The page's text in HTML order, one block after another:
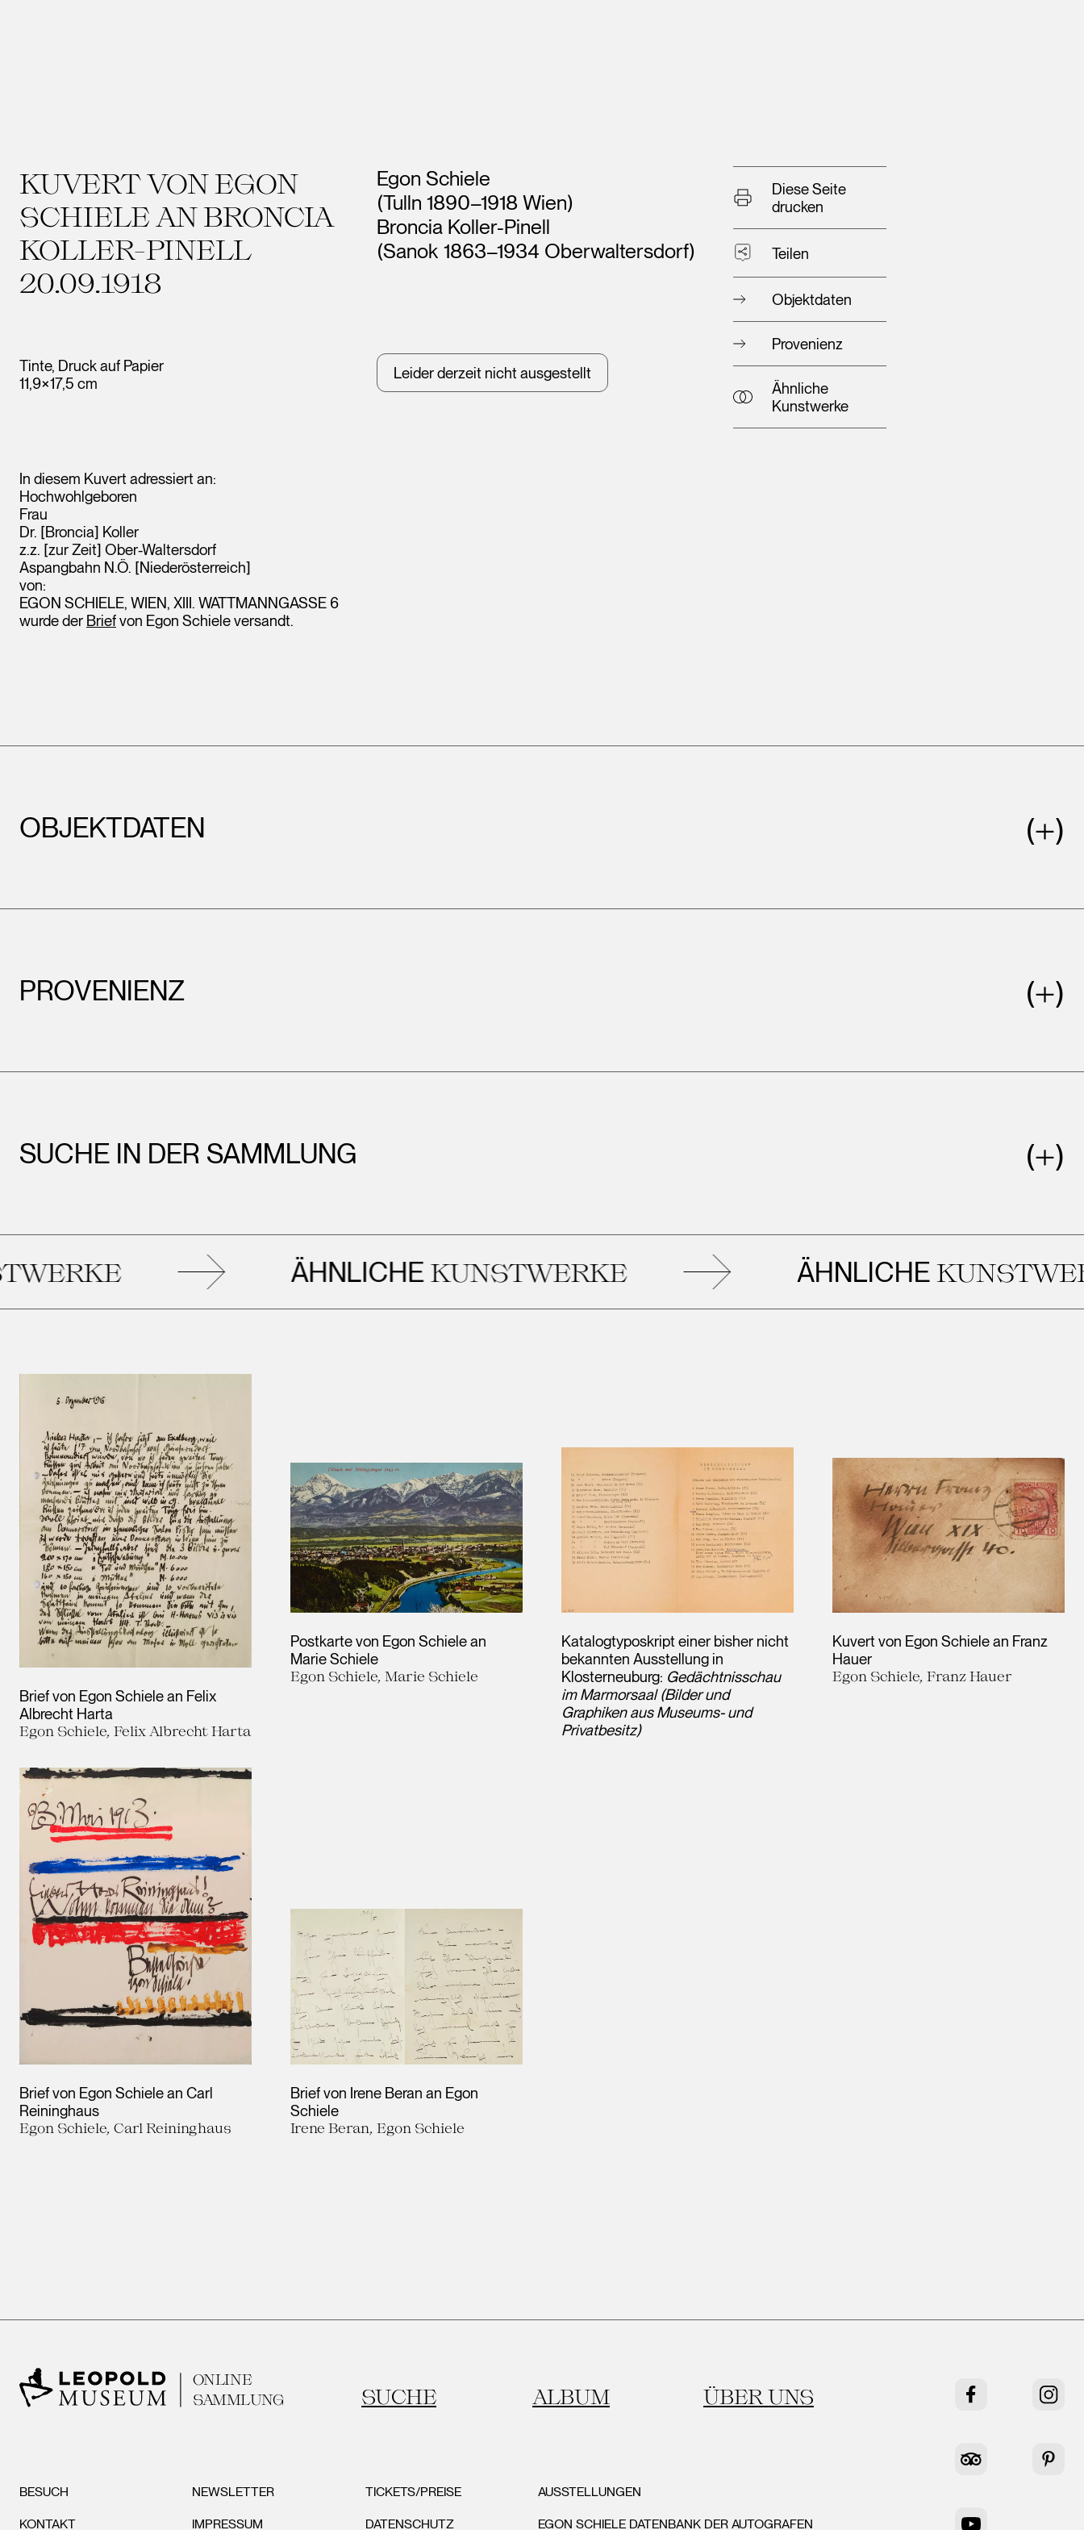
Leopold Museum,
KUVERT VON EGON
SCHIELE AN BRONCIA
KOLLER-PINELL
20.09.1918
Tinte, Druck auf Papier
11,9×17,5 cm
Künstler*innen
Egon Schiele
(Tulln 1890–1918 Wien)
Broncia Koller-Pinell
(Sanok 1863–1934 Oberwaltersdorf)
Leider derzeit nicht ausgestellt
Diese Seite
drucken
Teilen
Objektdaten
Provenienz
Ähnliche
Kunstwerke
In diesem Kuvert adressiert an:
Hochwohlgeboren
Frau
Dr. [Broncia] Koller
z.z. [zur Zeit] Ober-Waltersdorf
Aspangbahn N.Ö. [Niederösterreich]
von:
EGON SCHIELE, WIEN, XIII. WATTMANNGASSE 6
wurde der Briefvon Egon Schiele versandt.
OBJEKTDATEN
PROVENIENZ
SUCHE IN DER SAMMLUNG
ÄHNLICHEKUNSTWERKE ÄHNLICHE
Brief von Egon Schiele an Felix
Albrecht Harta
Egon Schiele, Felix Albrecht Harta
Postkarte von Egon Schiele an
Marie Schiele
Egon Schiele, Marie Schiele
Katalogtyposkript einer bisher nicht
bekannten Ausstellung in
Klosterneuburg: Gedächtnisschau
im Marmorsaal (Bilder und
Graphiken aus Museums- und
Privatbesitz)
Kuvert von Egon Schiele an Franz
Hauer
Egon Schiele, Franz Hauer
Brief von Egon Schiele an Carl
Reininghaus
Egon Schiele, Carl Reininghaus
Brief von Irene Beran an Egon
Schiele
Irene Beran, Egon Schiele
ONLINE
SAMMLUNG
SUCHE ALBUM ÜBER UNS
BESUCH
KONTAKT
NEWSLETTER
IMPRESSUM
TICKETS/PREISE
DATENSCHUTZ
AUSSTELLUNGEN
EGON SCHIELE DATENBANK DER AUTOGRAFEN
Facebook
Tripadvisor